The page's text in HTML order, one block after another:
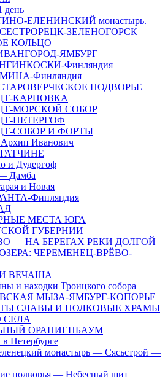
ЕЛЕНИНСКИЙ монастырь.
ЗЕЛЕНОГОРСК
КОЛЬЦО
ЯМБУРГ
Финляндия
Финляндия
ПОДВОРЬЕ
КАРПОВКА
МОРСКОЙ СОБОР
ПЕТЕРГОФ
СОБОР И ФОРТЫ
Иванович
и Дудергоф
Дамба
и Новая
Финляндия
МЕСТА ЮГА
ГУБЕРНИИ
— НА БЕРЕГАХ РЕКИ ДОЛГОЙ
ЧЕРЕМЕНЕЦ-ВРЁВО-
ВЕЧАША
и находки Троицкого собора
МЫЗА-ЯМБУРГ-КОПОРЬЕ
СЛАВЫ И ПОЛКОВЫЕ ХРАМЫ
СЕЛА
ОРАНИЕНБАУМ
Петербурге
монастырь — Сясьстрой —
подворья — Небесный щит